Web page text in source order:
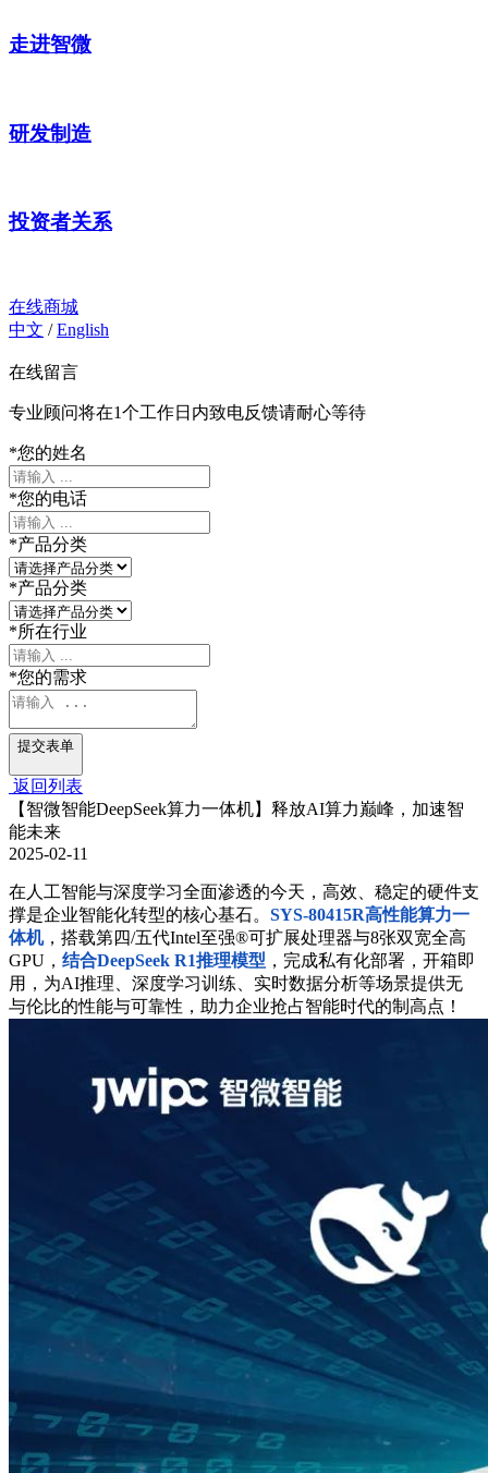
走进智微
研发制造
投资者关系
在线商城
中文 /English
在线留言
专业顾问将在1个工作日内致电反馈请耐心等待
*您的姓名
*您的电话
*产品分类
*产品分类
*所在行业
*您的需求
提交表单
返回列表
【智微智能DeepSeek算力一体机】释放AI算力巅峰，加速智
能未来
2025-02-11
在人工智能与深度学习全面渗透的今天，高效、稳定的硬件支
撑是企业智能化转型的核心基石。 SYS-80415R高性能算力一
体机，搭载第四/五代Intel至强®可扩展处理器与8张双宽全高
GPU， 结合DeepSeek R1推理模型 ，完成私有化部署，开箱即
用，为AI推理、深度学习训练、实时数据分析等场景提供无
与伦比的性能与可靠性，助力企业抢占智能时代的制高点！